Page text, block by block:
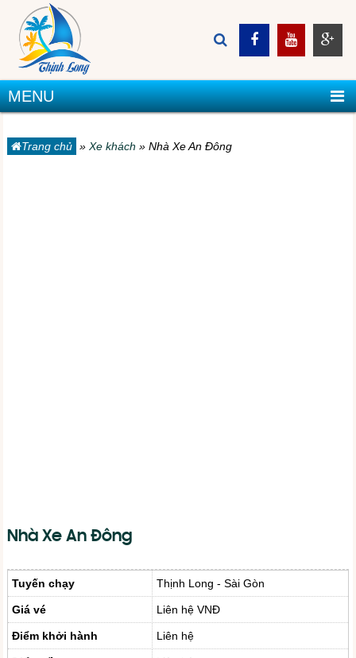
MENU
Trang chủ » Xe khách » Nhà Xe An Đông
Nhà Xe An Đông
Tuyến chạy Thịnh Long - Sài Gòn
Giá vé Liên hệ VNĐ
Điểm khởi hành Liên hệ